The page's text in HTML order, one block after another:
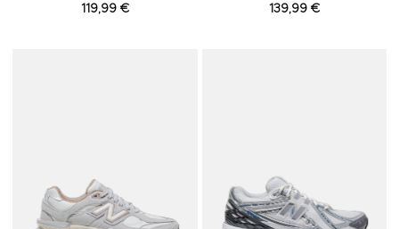
119,99 € 139,99 €